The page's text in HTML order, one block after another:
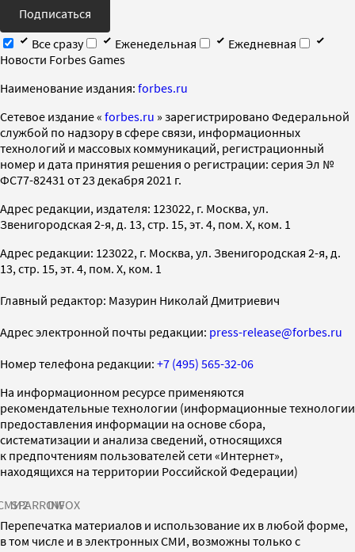
Подписаться
Все сразу
Еженедельная
Ежедневная
Новости Forbes Games
Наименование издания: forbes.ru
Cетевое издание « forbes.ru » зарегистрировано Федеральной
службой по надзору в сфере связи, информационных
технологий и массовых коммуникаций, регистрационный
номер и дата принятия решения о регистрации: серия Эл №
ФС77-82431 от 23 декабря 2021 г.
Адрес редакции, издателя: 123022, г. Москва, ул.
Звенигородская 2-я, д. 13, стр. 15, эт. 4, пом. X, ком. 1
Адрес редакции: 123022, г. Москва, ул. Звенигородская 2-я, д.
13, стр. 15, эт. 4, пом. X, ком. 1
Главный редактор: Мазурин Николай Дмитриевич
Адрес электронной почты редакции: press-release@forbes.ru
Номер телефона редакции: +7 (495) 565-32-06
На информационном ресурсе применяются
рекомендательные технологии (информационные технологии
предоставления информации на основе сбора,
систематизации и анализа сведений, относящихся
к предпочтениям пользователей сети «Интернет»,
находящихся на территории Российской Федерации)
SPARROWINFOX
Перепечатка материалов и использование их в любой форме,
в том числе и в электронных СМИ, возможны только с